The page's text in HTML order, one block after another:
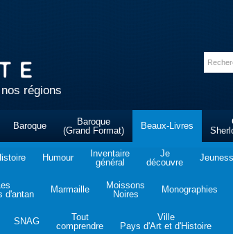
régions
Baroque
Baroque
(Grand Format)
Beaux-Livres
Humour
Inventaire
général
Je
découvre
d'antan
Marmaille
Moissons
Noires
Monographies
SNAG
Tout
comprendre
Ville
Pays d'Art et d'Histoire